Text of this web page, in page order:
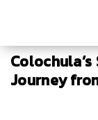
Journey